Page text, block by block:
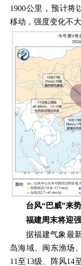
1900公里，预计将
移动，强度变化不
台风“巴威”来
福建周末将迎
据福建气象最
岛海域、闽东渔场
11至13级、阵风14